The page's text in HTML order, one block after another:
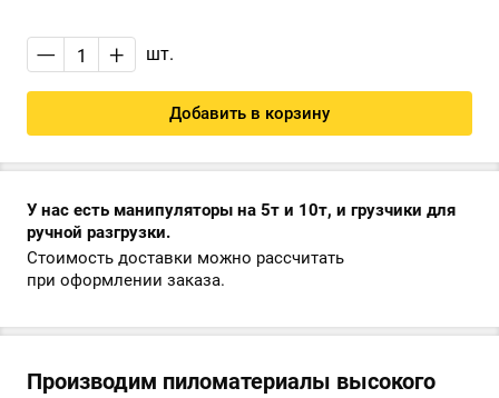
— + шт.
Добавить в корзину
У нас есть манипуляторы на 5т и 10т, и грузчики для
ручной разгрузки.
Стоимость доставки можно рассчитать
при оформлении заказа.
Производим пиломатериалы высокого